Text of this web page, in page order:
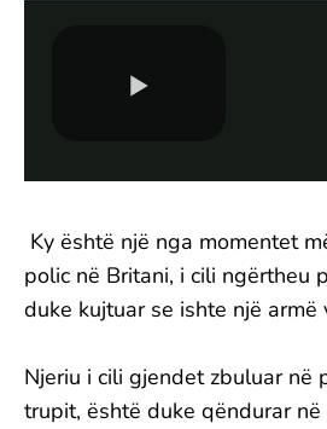
Ky është një nga momentet
polic në Britani, i cili ngërtheu
duke kujtuar se ishte një armë
Njeriu i cili gjendet zbuluar në
trupit, është duke qëndurar në